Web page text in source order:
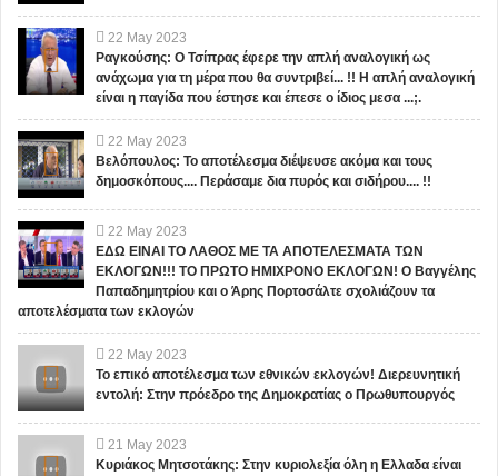
22 May 2023
Ραγκούσης: Ο Τσίπρας έφερε την απλή αναλογική ως
ανάχωμα για τη μέρα που θα συντριβεί... !! Η απλή αναλογική
είναι η παγίδα που έστησε και έπεσε ο ίδιος μεσα ...;.
22 May 2023
Βελόπουλος: Το αποτέλεσμα διέψευσε ακόμα και τους
δημοσκόπους.... Περάσαμε δια πυρός και σιδήρου.... !!
22 May 2023
ΕΔΩ ΕΙΝΑΙ ΤΟ ΛΑΘΟΣ ΜΕ ΤΑ ΑΠΟΤΕΛΕΣΜΑΤΑ ΤΩΝ
ΕΚΛΟΓΩΝ!!! ΤΟ ΠΡΩΤΟ ΗΜΙΧΡΟΝΟ ΕΚΛΟΓΩΝ! Ο Βαγγέλης
Παπαδημητρίου και ο Άρης Πορτοσάλτε σχολιάζουν τα
αποτελέσματα των εκλογών
22 May 2023
Το επικό αποτέλεσμα των εθνικών εκλογών! Διερευνητική
εντολή: Στην πρόεδρο της Δημοκρατίας ο Πρωθυπουργός
21 May 2023
Κυριάκος Μητσοτάκης: Στην κυριολεξία όλη η Ελλαδα είναι